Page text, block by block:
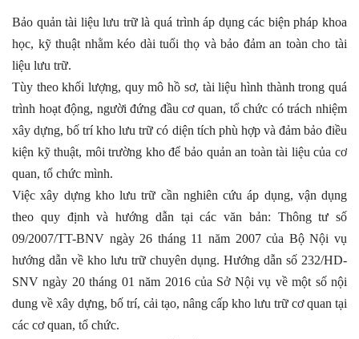
Bảo quản tài liệu lưu trữ là quá trình áp dụng các biện pháp khoa
học, kỹ thuật nhằm kéo dài tuổi thọ và bảo đảm an toàn cho tài
liệu lưu trữ.
Tùy theo khối lượng, quy mô hồ sơ, tài liệu hình thành trong quá
trình hoạt động, người đứng đầu cơ quan, tổ chức có trách nhiệm
xây dựng, bố trí kho lưu trữ có diện tích phù hợp và đảm bảo điều
kiện kỹ thuật, môi trường kho để bảo quản an toàn tài liệu của cơ
quan, tổ chức mình.
Việc xây dựng kho lưu trữ cần nghiên cứu áp dụng, vận dụng
theo quy định và hướng dẫn tại các văn bản: Thông tư số
09/2007/TT-BNV ngày 26 tháng 11 năm 2007 của Bộ Nội vụ
hướng dẫn về kho lưu trữ chuyên dụng. Hướng dẫn số 232/HD-
SNV ngày 20 tháng 01 năm 2016 của Sở Nội vụ về một số nội
dung về xây dựng, bố trí, cải tạo, nâng cấp kho lưu trữ cơ quan tại
các cơ quan, tổ chức.